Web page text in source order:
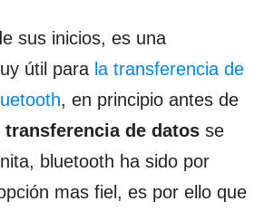
sus inicios, es una
útil para la transferencia de
, en principio antes de
transferencia de datos se
bluetooth ha sido por
mas fiel, es por ello que